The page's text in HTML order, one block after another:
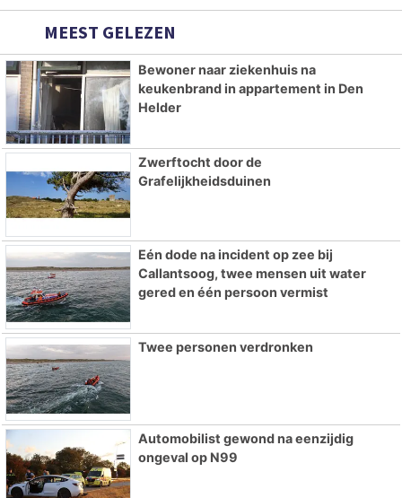
MEEST GELEZEN
Bewoner naar ziekenhuis na
keukenbrand in appartement in Den
Helder
Zwerftocht door de
Grafelijkheidsduinen
Eén dode na incident op zee bij
Callantsoog, twee mensen uit water
gered en één persoon vermist
Twee personen verdronken
Automobilist gewond na eenzijdig
ongeval op N99